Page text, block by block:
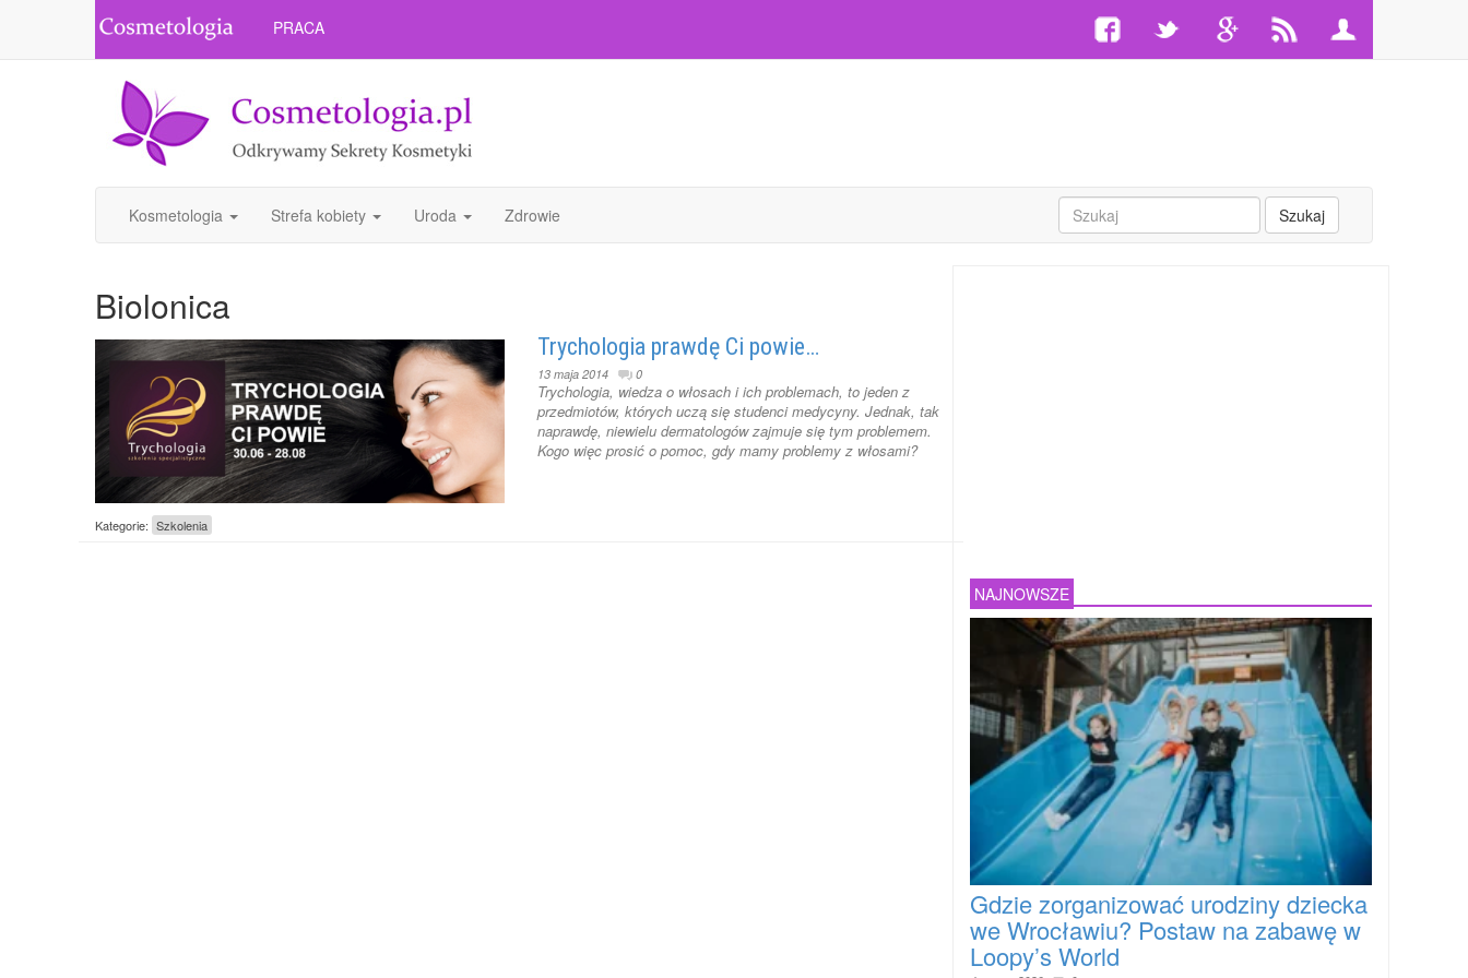
PRACA
Kosmetologia Strefa kobiety Uroda Zdrowie Szukaj
Biolonica
Trychologia prawdę Ci powie…
13 maja 2014 0
Trychologia, wiedza o włosach i ich problemach, to jeden z
przedmiotów, których uczą się studenci medycyny. Jednak, tak
naprawdę, niewielu dermatologów zajmuje się tym problemem.
Kogo więc prosić o pomoc, gdy mamy problemy z włosami?
Kategorie: Szkolenia
NAJNOWSZE
Gdzie zorganizować urodziny dziecka
we Wrocławiu? Postaw na zabawę w
Loopy’s World